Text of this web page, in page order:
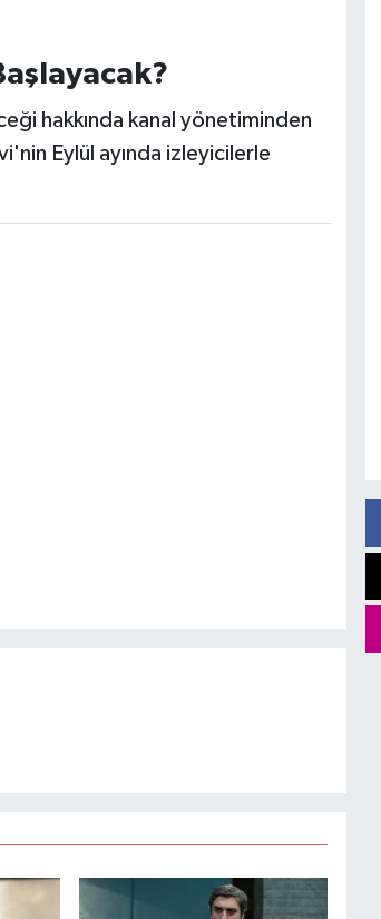
hakkında kanal yönetiminden
Eylül ayında izleyicilerle